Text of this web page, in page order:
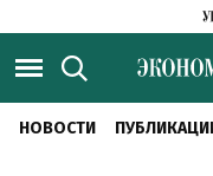
НОВОСТИ